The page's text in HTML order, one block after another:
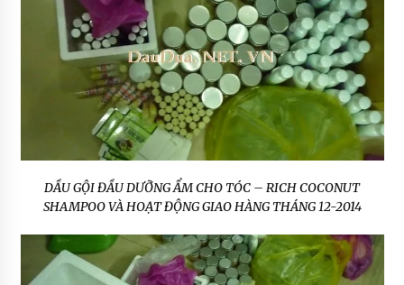
DẦU GỘI ĐẦU DƯỠNG ẨM CHO TÓC – RICH COCONUT
SHAMPOO VÀ HOẠT ĐỘNG GIAO HÀNG THÁNG 12-2014